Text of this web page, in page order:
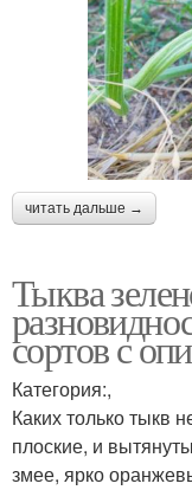
читать дальше →
Тыква
сортов с
Категория:,
Каких только тыкв
плоские, и
змее, ярко